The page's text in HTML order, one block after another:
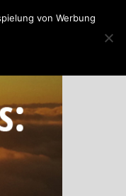
von Werbung